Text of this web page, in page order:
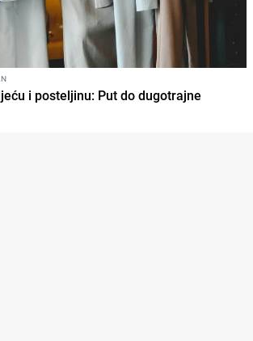
i posteljinu: Put do dugotrajne